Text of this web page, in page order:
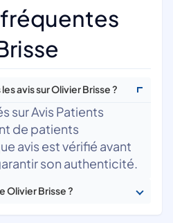
avis sur Olivier Brisse ?
sur Avis Patients
de patients
avis est vérifié avant
son authenticité.
Olivier Brisse ?